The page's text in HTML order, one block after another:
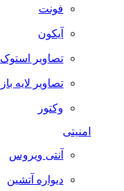
فونت
آیکون
تصاویر استوک
تصاویر لایه باز
وکتور
امنیتی
آنتی ویروس
دیواره آتشین